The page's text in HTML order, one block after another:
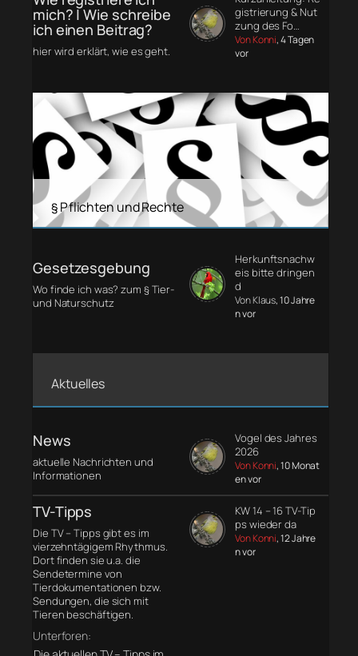
mich? | Wie schreibe
ich einen Beitrag?
hier wird erklärt, wie es geht.
gistrierung & Nut
zung des Fo…
Von Konni, 4 Tagen
vor
§ Pflichten und Rechte
Gesetzesgebung
Wo finde ich was? zum § Tier-
und Naturschutz
Herkunftsnachw
eis bitte dringen
d
Von Klaus, 10 Jahre
n vor
Aktuelles
News
aktuelle Nachrichten und
Informationen
Vogel des Jahres
2026
Von Konni, 10 Monat
en vor
TV-Tipps
Die TV – Tipps gibt es im
vierzehntägigem Rhythmus.
Dort finden sie u.a. die
Sendetermine von
Tierdokumentationen bzw.
Sendungen, die sich mit
Tieren beschäftigen.
Unterforen:
KW 14 – 16 TV-Tip
ps wieder da
Von Konni, 12 Jahre
n vor